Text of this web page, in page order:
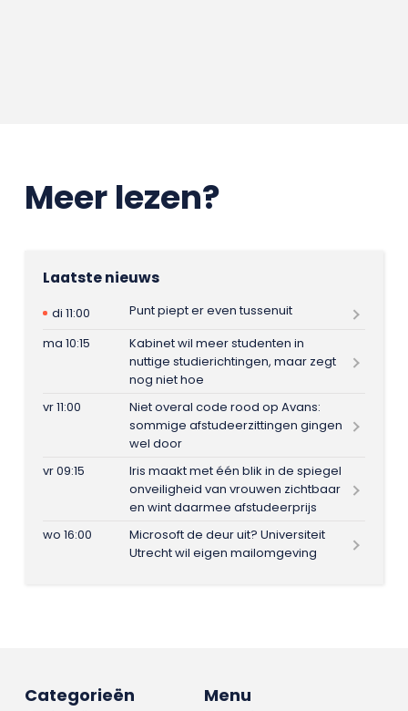
Meer lezen?
Laatste nieuws
di 11:00
Punt piept er even tussenuit
ma 10:15
Kabinet wil meer studenten in
nuttige studierichtingen, maar zegt
nog niet hoe
vr 11:00
Niet overal code rood op Avans:
sommige afstudeerzittingen gingen
wel door
vr 09:15
Iris maakt met één blik in de spiegel
onveiligheid van vrouwen zichtbaar
en wint daarmee afstudeerprijs
wo 16:00
Microsoft de deur uit? Universiteit
Utrecht wil eigen mailomgeving
Menu
Categorieën